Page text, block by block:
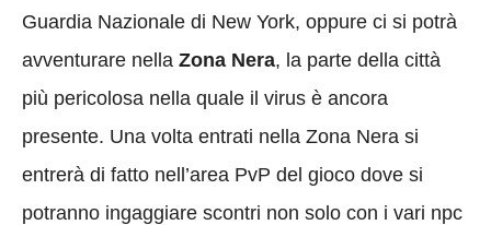
Guardia Nazionale di New York, oppure ci si potrà
avventurare nella Zona Nera, la parte della città
più pericolosa nella quale il virus è ancora
presente. Una volta entrati nella Zona Nera si
entrerà di fatto nell’area PvP del gioco dove si
potranno ingaggiare scontri non solo con i vari npc